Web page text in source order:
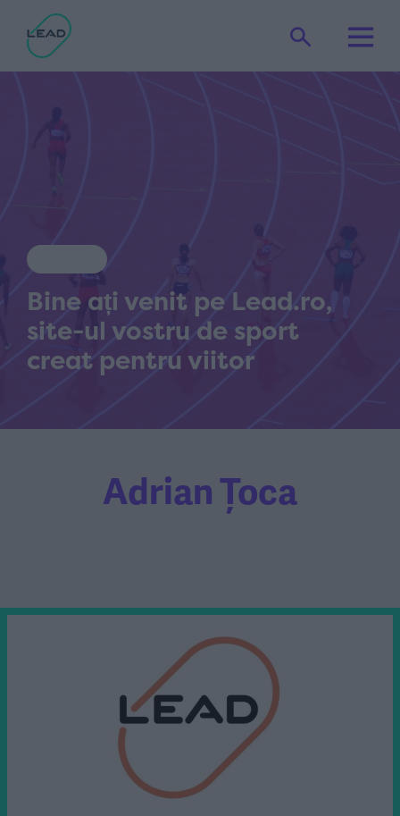
Adrian Țoca
Bine ați venit pe Lead.ro,
site-ul vostru de sport
creat pentru viitor